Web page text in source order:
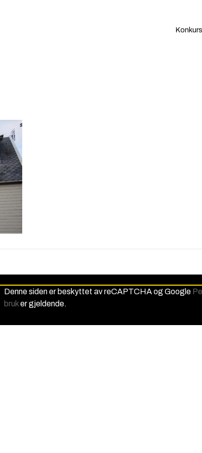
Denne siden er beskyttet av reCAPTCHA og Google
bruker gjeldende.